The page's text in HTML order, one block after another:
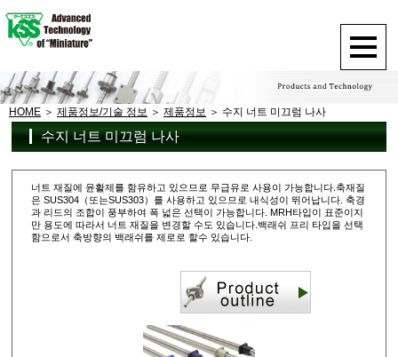
HOME 제품정보/기술 정보 제품정보 수지 너트 미끄럼 나사
수지 너트 미끄럼 나사
너트 재질에 윤활제를 함유하고 있으므로 무급유로 사용이 가능합니다.축재질
은 SUS304（또는SUS303）를 사용하고 있으므로 내식성이 뛰어납니다. 축경
과 리드의 조합이 풍부하여 폭 넓은 선택이 가능합니다. MRH타입이 표준이지
만 용도에 따라서 너트 재질을 변경할 수도 있습니다.백래쉬 프리 타입을 선택
함으로서 축방향의 백래쉬를 제로로 할수 있습니다.